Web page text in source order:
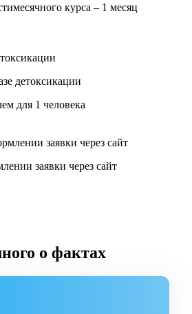
курса – 1 месяц
детоксикации
для 1 человека
заявки через сайт
о фактах